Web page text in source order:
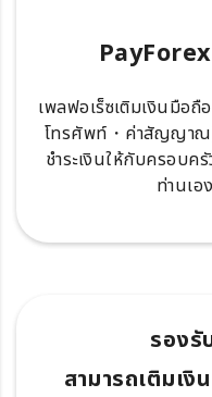
เพลฟอเร็ซเติมเงินมือถื
โทรศัพท์・ค่าสัญญาณ)
ชำระเงินให้กับครอบค
ท่านเ
รองรั
สามารถเติมเงิ